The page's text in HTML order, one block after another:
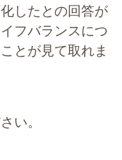
したとの回答が
フバランスにつ
とが見て取れま
い。